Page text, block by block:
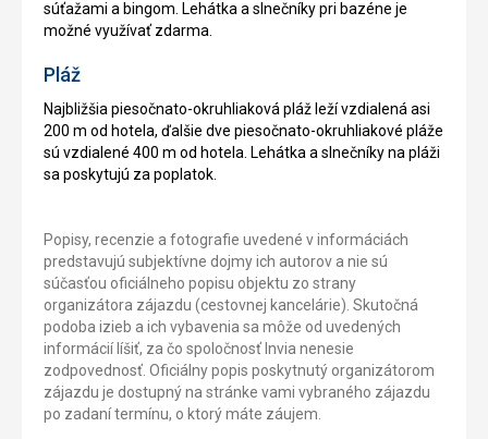
súťažami a bingom. Lehátka a slnečníky pri bazéne je
možné využívať zdarma.
Pláž
Najbližšia piesočnato-okruhliaková pláž leží vzdialená asi
200 m od hotela, ďalšie dve piesočnato-okruhliakové pláže
sú vzdialené 400 m od hotela. Lehátka a slnečníky na pláži
sa poskytujú za poplatok.
Popisy, recenzie a fotografie uvedené v informáciách
predstavujú subjektívne dojmy ich autorov a nie sú
súčasťou oficiálneho popisu objektu zo strany
organizátora zájazdu (cestovnej kancelárie). Skutočná
podoba izieb a ich vybavenia sa môže od uvedených
informácií líšiť, za čo spoločnosť Invia nenesie
zodpovednosť. Oficiálny popis poskytnutý organizátorom
zájazdu je dostupný na stránke vami vybraného zájazdu
po zadaní termínu, o ktorý máte záujem.